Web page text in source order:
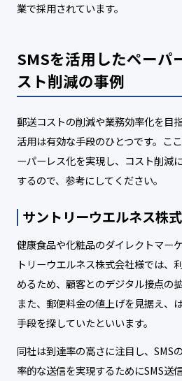
業で採用されています。
SMSを活用したペーパ
スト削減の事例
郵送コストの削減や業務効率化を目
活用は有効な手段のひとつです。こ
ーパーレス化を実現し、コスト削減
するので、参考にしてください。
サントリーウエルネス株
健康食品や化粧品のダイレクトマー
トリーウエルネス株式会社様では、
めるため、顧客とのデジタル接点の
また、郵便料金の値上げを見据え、
手段を探していたといいます。
同社は到達率の高さに注目し、SMS
率的な送信を実現するためにSMS送